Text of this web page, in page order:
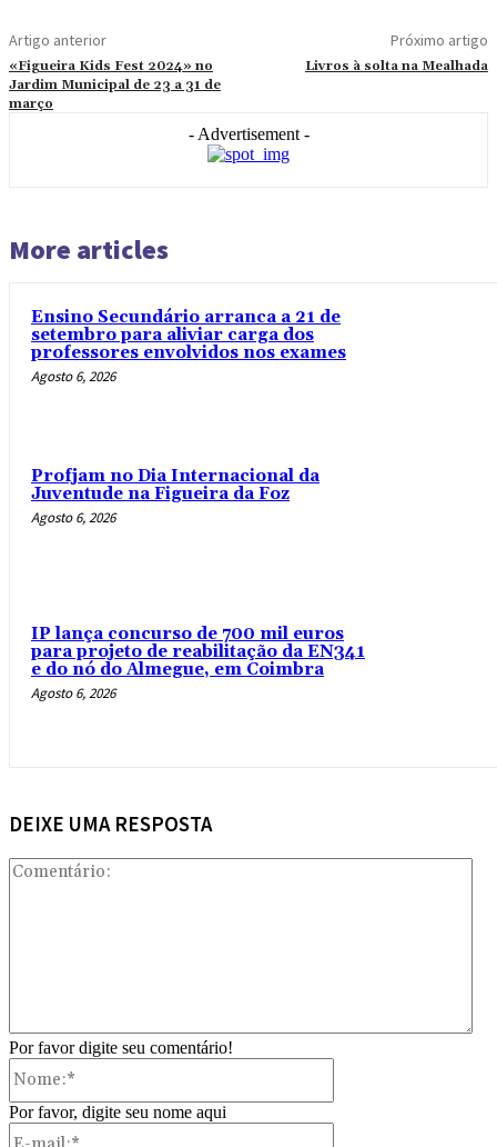
Artigo anterior
«Figueira Kids Fest 2024» no
Jardim Municipal de 23 a 31 de
março
Próximo artigo
Livros à solta na Mealhada
- Advertisement -
More articles
Ensino Secundário arranca a 21 de
setembro para aliviar carga dos
professores envolvidos nos exames
Agosto 6, 2026
Profjam no Dia Internacional da
Juventude na Figueira da Foz
Agosto 6, 2026
IP lança concurso de 700 mil euros
para projeto de reabilitação da EN341
e do nó do Almegue, em Coimbra
Agosto 6, 2026
DEIXE UMA RESPOSTA
Por favor digite seu comentário!
Por favor, digite seu nome aqui